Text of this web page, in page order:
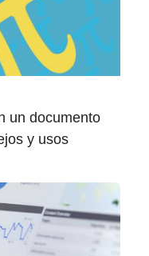
un documento
y usos